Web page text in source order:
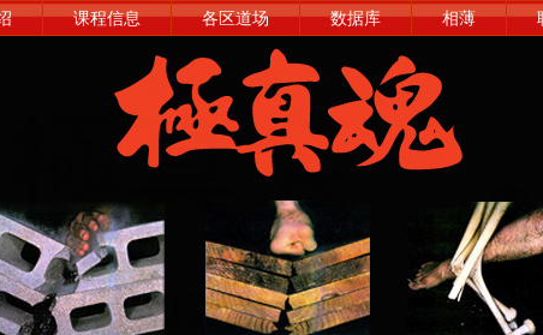
课程信息 各区道场 数据库 相薄